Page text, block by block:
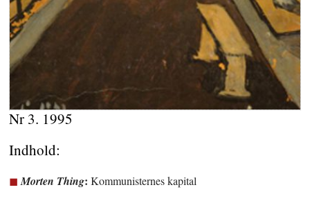
Nr 3. 1995
Indhold:
Morten Thing:Kommunisternes kapital